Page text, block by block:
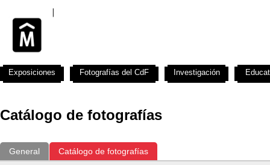
Catálogo de fotografías
General Catálogo de fotografías
Exposiciones Fotografías del CdF Investigación